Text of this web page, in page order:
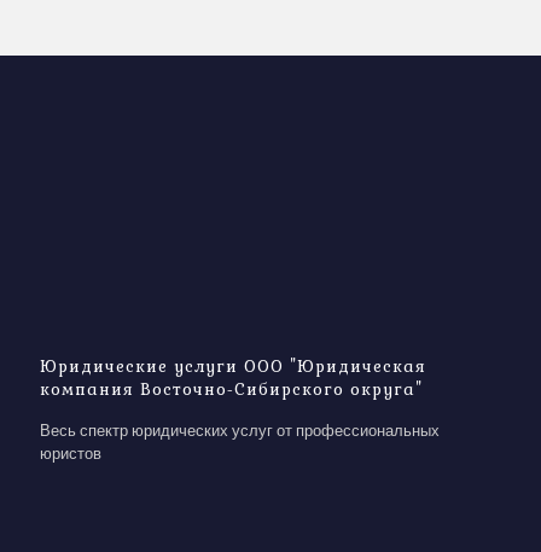
Юридические услуги ООО "Юридическая
компания Восточно-Сибирского округа"
Весь спектр юридических услуг от профессиональных
юристов